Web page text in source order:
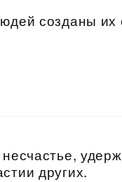
созданы
других.